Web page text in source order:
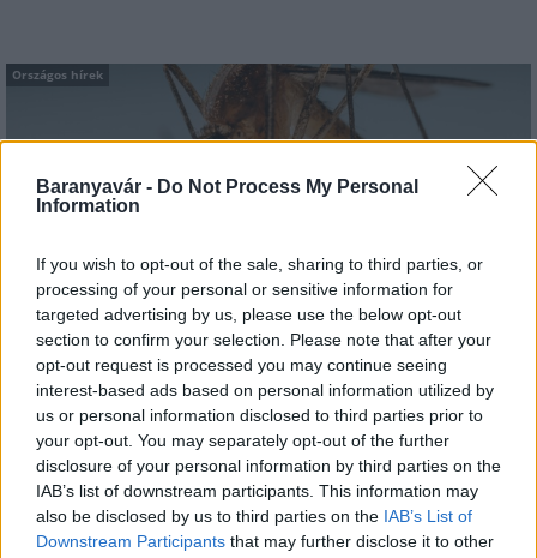
Baranyavár - Do Not Process My Personal
Information
If you wish to opt-out of the sale, sharing to third parties, or
processing of your personal or sensitive information for
targeted advertising by us, please use the below opt-out
section to confirm your selection. Please note that after your
opt-out request is processed you may continue seeing
interest-based ads based on personal information utilized by
us or personal information disclosed to third parties prior to
your opt-out. You may separately opt-out of the further
disclosure of your personal information by third parties on the
IAB’s list of downstream participants. This information may
also be disclosed by us to third parties on the IAB’s List of
Downstream Participants that may further disclose it to other
Országos hírek
A lakosságra is fontos szerep hárul a szúnyoginvázió
elkerülésében
Országos hírek
Itt az ÉVOSZ megoldása a hőhullámok és
az energiakrízis kezelésére